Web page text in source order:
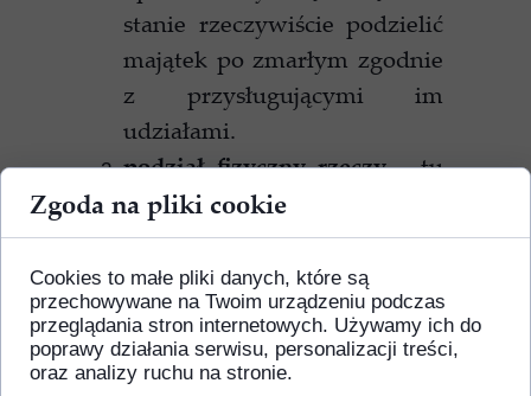
stanie rzeczywiście podzielić
majątek po zmarłym zgodnie
z przysługującymi im
udziałami.
podział fizyczny rzeczy– tu
sytuacja jest nieco bardziej
skomplikowana, a to przede
wszystkim dlatego, że
niektórych rzeczy nie da
podzielić się tak, aby nie
straciły swojej przydatności
Zgoda na pliki cookie
Cookies to małe pliki danych, które są
przechowywane na Twoim urządzeniu podczas
przeglądania stron internetowych. Używamy ich do
poprawy działania serwisu, personalizacji treści,
oraz analizy ruchu na stronie.